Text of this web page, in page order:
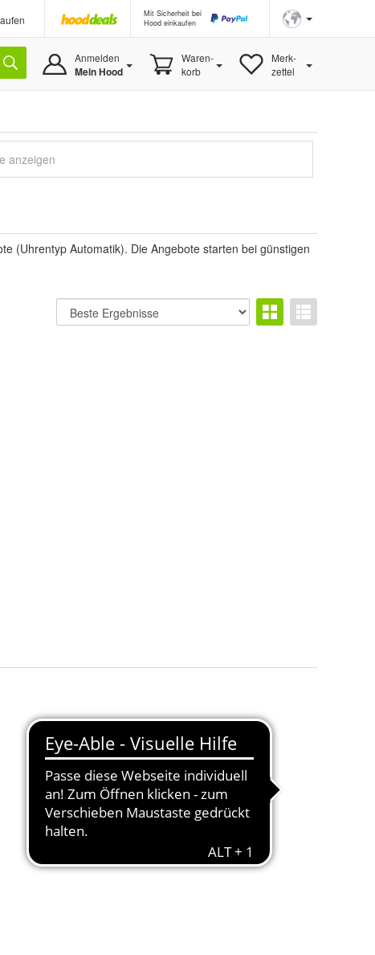
Mit Sicherheit bei
Hood einkaufen
Anmelden
Mein Hood
Waren-
korb
Merk-
zettel
anzeigen
(Uhrentyp Automatik). Die Angebote starten bei günstigen